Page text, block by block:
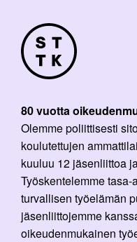
80 vuotta
Olemme poliittisesti
koulutettujen
kuuluu 12 jäsenliittoa
Työskentelemme
turvallisen työelämän
jäsenliittojemme
oikeudenmukainen